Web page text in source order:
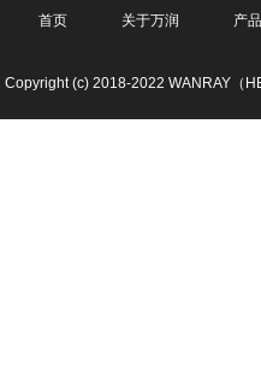
首页 关于万润 产
Copyright (c) 2018-2022 WANRAY（